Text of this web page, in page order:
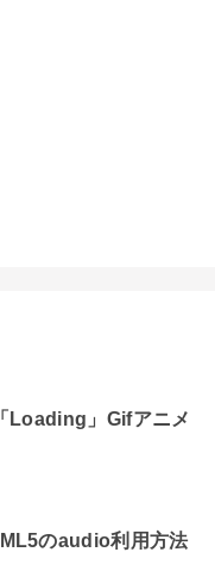
Loading」Gifアニメ
のaudio利用方法